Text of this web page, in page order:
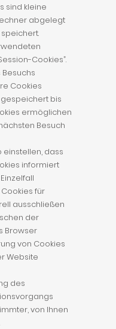
sind kleine
abgelegt
Cookies”.
Cookies
bis
ermöglichen
Besuch
einstellen, dass
informiert
für
ausschließen
der
Browser
von Cookies
Website
des
von Ihnen